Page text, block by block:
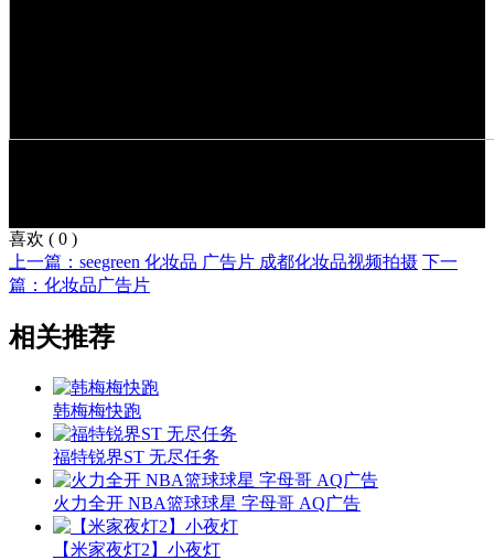
喜欢 ( 0 )
上一篇：seegreen 化妆品 广告片 成都化妆品视频拍摄 下一
篇：化妆品广告片
相关推荐
韩梅梅快跑
福特锐界ST 无尽任务
火力全开 NBA篮球球星 字母哥 AQ广告
【米家夜灯2】小夜灯